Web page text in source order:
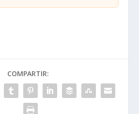
COMPARTIR: